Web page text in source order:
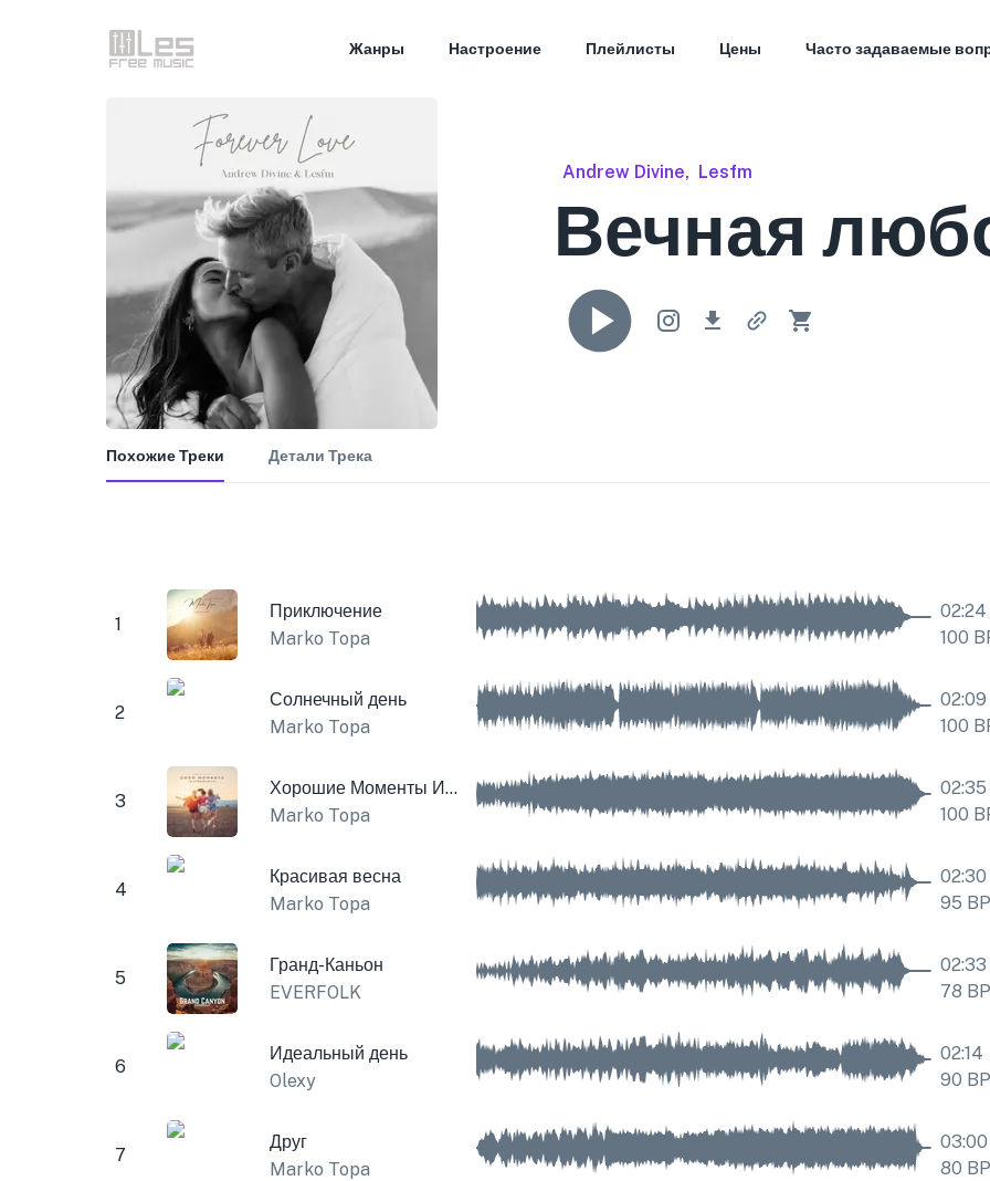
Жанры Настроение Плейлисты Цены Часто задаваемые
Andrew Divine, Lesfm
Вечная
Похожие Треки Детали Трека
1
Приключение
Marko Topa
02:24
100
2
Солнечный день
Marko Topa
02:09
100
3
Хорошие Моменты Инструментал
Marko Topa
02:35
100
4
Красивая весна
Marko Topa
02:30
95
5
Гранд-Каньон
EVERFOLK
02:33
78
6
Идеальный день
Olexy
02:14
90
7
Друг
Marko Topa
03:00
80